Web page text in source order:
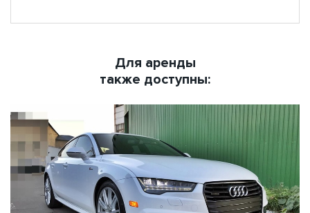
Для аренды
также доступны: